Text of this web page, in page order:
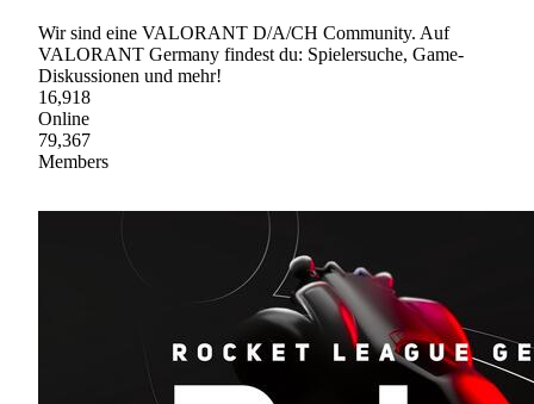
Wir sind eine VALORANT D/A/CH Community. Auf
VALORANT Germany findest du: Spielersuche, Game-
Diskussionen und mehr!
16,918
Online
79,367
Members